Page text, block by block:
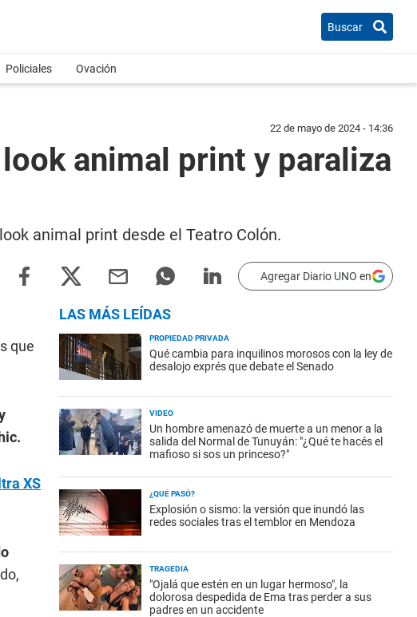
Buscar
Policiales Ovación
22 de mayo de 2024 - 14:36
animal print y paraliza
animal print desde el Teatro Colón.
Agregar Diario UNO en
que
XS
LAS MÁS LEÍDAS
PROPIEDAD PRIVADA
Qué cambia para inquilinos morosos con la ley de
desalojo exprés que debate el Senado
VIDEO
Un hombre amenazó de muerte a un menor a la
salida del Normal de Tunuyán: "¿Qué te hacés el
mafioso si sos un princeso?"
¿QUÉ PASÓ?
Explosión o sismo: la versión que inundó las
redes sociales tras el temblor en Mendoza
TRAGEDIA
"Ojalá que estén en un lugar hermoso", la
dolorosa despedida de Ema tras perder a sus
padres en un accidente